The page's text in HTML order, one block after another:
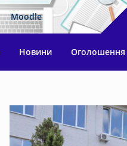
Moodle
Новини Оголошення